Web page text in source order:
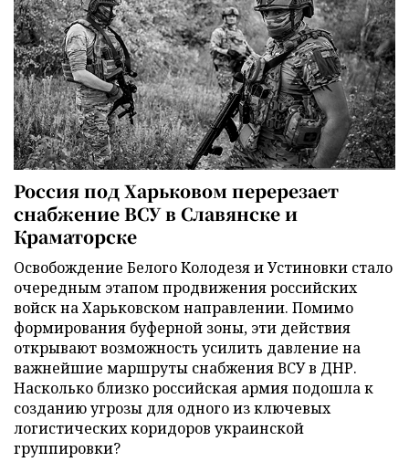
Россия под Харьковом перерезает
снабжение ВСУ в Славянске и
Краматорске
Освобождение Белого Колодезя и Устиновки стало
очередным этапом продвижения российских
войск на Харьковском направлении. Помимо
формирования буферной зоны, эти действия
открывают возможность усилить давление на
важнейшие маршруты снабжения ВСУ в ДНР.
Насколько близко российская армия подошла к
созданию угрозы для одного из ключевых
логистических коридоров украинской
группировки?